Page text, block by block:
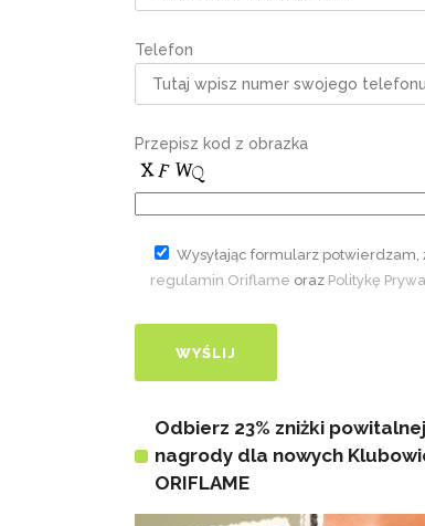
Telefon
Przepisz kod z obrazka
Wysyłając formularz potwierdzam,
regulamin Oriflame oraz Politykę
Odbierz 23% zniżki
nagrody dla nowych
ORIFLAME